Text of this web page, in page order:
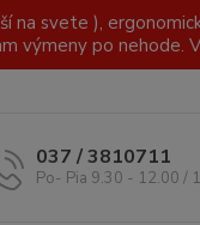
svete ),
výmeny po nehode.
037 / 3810711
Po- Pia 9.30 - 12.00 /